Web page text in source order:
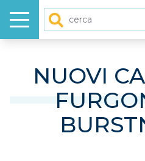
Menu
NUOVI